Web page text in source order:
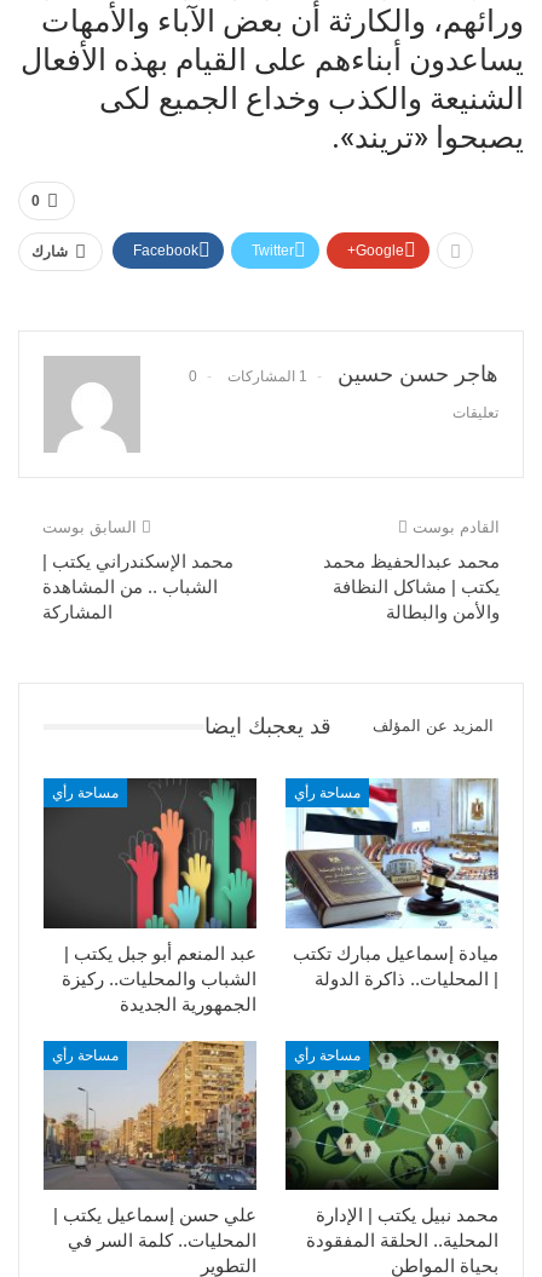
ورائهم، والكارثة أن بعض الآباء والأمهات
يساعدون أبناءهم على القيام بهذه الأفعال
الشنيعة والكذب وخداع الجميع لكى
يصبحوا «تريند».
0
شارك Facebook Twitter Google+
هاجر حسن حسين 1 المشاركات 0
تعليقات
السابق بوست
محمد الإسكندراني يكتب |
الشباب .. من المشاهدة
المشاركة
القادم بوست
محمد عبدالحفيظ محمد
يكتب | مشاكل النظافة
والأمن والبطالة
قد يعجبك ايضا المزيد عن المؤلف
مساحة رأي
عبد المنعم أبو جبل يكتب |
الشباب والمحليات.. ركيزة
الجمهورية الجديدة
مساحة رأي
ميادة إسماعيل مبارك تكتب
| المحليات.. ذاكرة الدولة
مساحة رأي
علي حسن إسماعيل يكتب |
المحليات.. كلمة السر في
التطوير​
مساحة رأي
محمد نبيل يكتب | الإدارة
المحلية.. الحلقة المفقودة
بحياة المواطن